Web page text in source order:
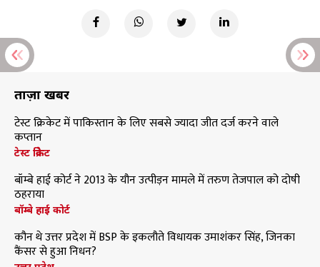
ताज़ा खबरें
टेस्ट क्रिकेट में पाकिस्तान के लिए सबसे ज्यादा जीत दर्ज करने वाले
कप्तान
टेस्ट क्रिकेट
बॉम्बे हाई कोर्ट ने 2013 के यौन उत्पीड़न मामले में तरुण तेजपाल को दोषी
ठहराया
बॉम्बे हाई कोर्ट
कौन थे उत्तर प्रदेश में BSP के इकलौते विधायक उमाशंकर सिंह, जिनका
कैंसर से हुआ निधन?